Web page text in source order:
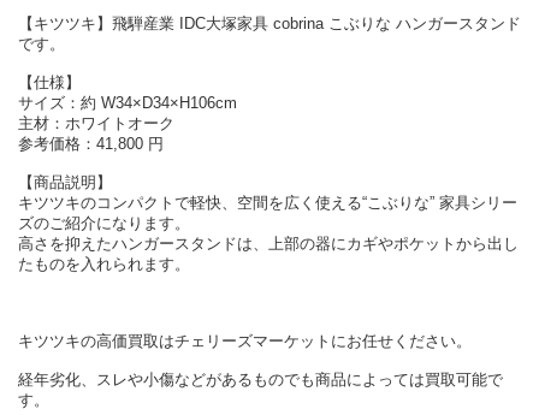
【キツツキ】飛騨産業 IDC大塚家具 cobrina こぶりな ハンガースタンド
です。
【仕様】
サイズ：約 W34×D34×H106cm
主材：ホワイトオーク
参考価格：41,800 円
【商品説明】
キツツキのコンパクトで軽快、空間を広く使える“こぶりな” 家具シリー
ズのご紹介になります。
高さを抑えたハンガースタンドは、上部の器にカギやポケットから出し
たものを入れられます。
キツツキの高価買取はチェリーズマーケットにお任せください。
経年劣化、スレや小傷などがあるものでも商品によっては買取可能で
す。